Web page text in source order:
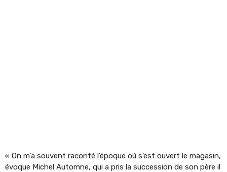
« On m’a souvent raconté l’époque où s’est ouvert le magasin,
évoque Michel Automne, qui a pris la succession de son père il